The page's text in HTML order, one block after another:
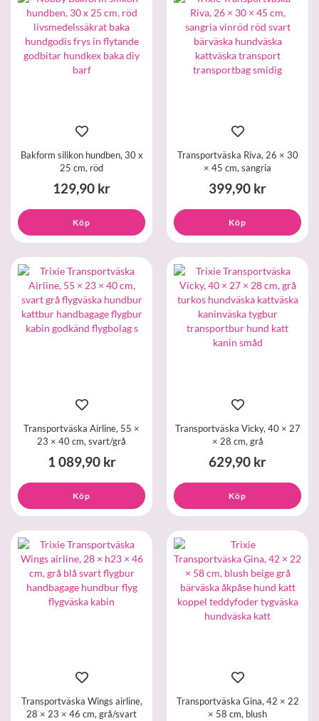
Bakform silikon hundben, 30 x
25 cm, röd
129,90 kr
Köp
Transportväska Riva, 26 × 30
× 45 cm, sangria
399,90 kr
Köp
Transportväska Airline, 55 ×
23 × 40 cm, svart/grå
1 089,90 kr
Köp
Transportväska Vicky, 40 × 27
× 28 cm, grå
629,90 kr
Köp
Transportväska Wings airline,
28 × 23 × 46 cm, grå/svart
Transportväska Gina, 42 × 22
× 58 cm, blush